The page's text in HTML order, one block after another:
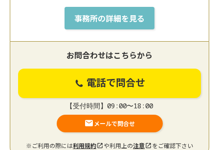
事務所の詳細を見る
お問合わせはこちらから
電話で問合せ
【受付時間】09:00〜18:00
メールで問合せ
※ご利用の際には利用規約 や利用上の注意 をご確認下さい